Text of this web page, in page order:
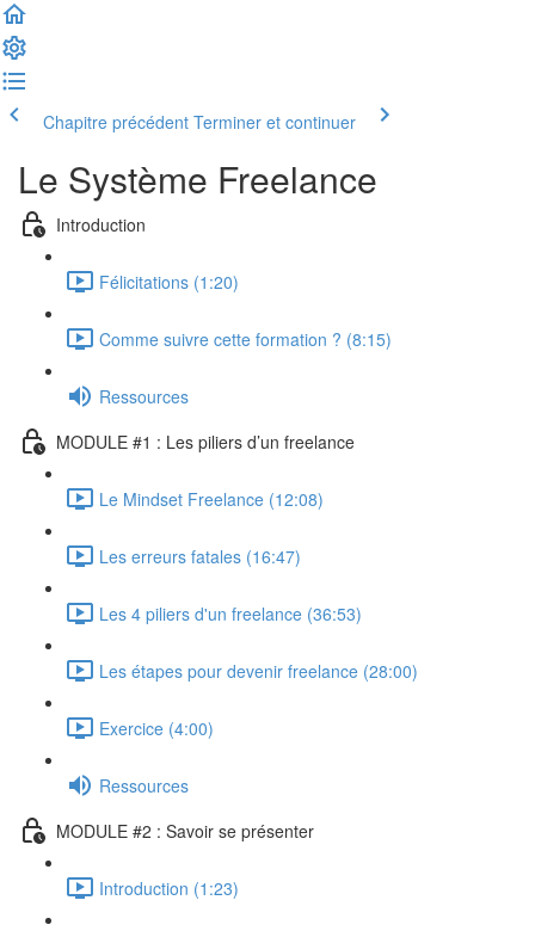
Chapitre précédent Terminer et continuer
Le Système Freelance
Introduction
Félicitations (1:20)
Comme suivre cette formation ? (8:15)
Ressources
MODULE #1 : Les piliers d’un freelance
Le Mindset Freelance (12:08)
Les erreurs fatales (16:47)
Les 4 piliers d'un freelance (36:53)
Les étapes pour devenir freelance (28:00)
Exercice (4:00)
Ressources
MODULE #2 : Savoir se présenter
Introduction (1:23)